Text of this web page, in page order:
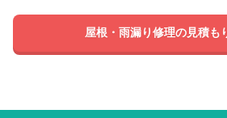
屋根・雨漏り修理の見積も